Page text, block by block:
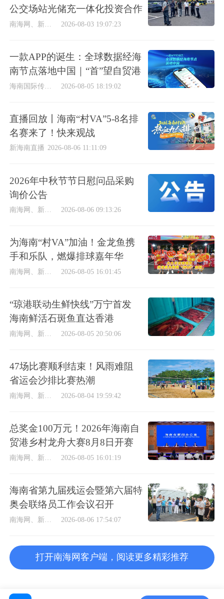
公交场站光储充一体化投资合作
2026-08-03 19:07:23
一款APP的诞生：全球数据经海
南节点落地中国｜“首”望自贸港
2026-08-05 18:19:02
直播回放丨海南“村VA”5-8名排
名赛来了！快来观战
新海南直播 2026-08-06 11:11:09
2026年中秋节节日慰问品采购
询价公告
南海网、新海南客户端 2026-08-06 09:13:26
为海南“村VA”加油！金龙鱼携
手和乐队，燃爆排球嘉年华
2026-08-05 16:01:45
“琼港联动生鲜快线”万宁首发
海南鲜活石斑鱼直达香港
2026-08-05 20:50:06
47场比赛顺利结束！风雨难阻
省运会沙排比赛热潮
2026-08-04 19:59:42
总奖金100万元！2026年海南自
贸港乡村龙舟大赛8月8日开赛
2026-08-05 16:01:19
海南省第九届残运会暨第六届特
奥会联络员工作会议召开
2026-08-06 17:54:07
打开南海网客户端，阅读更多精彩推荐